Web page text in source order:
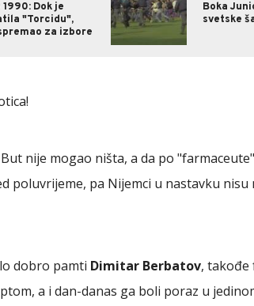
1990: Dok je
"Torcidu",
za izbore
Boka
svetske
nije mogao ništa, a da po
poluvrijeme, pa Nijemci u nastavku
dobro pamti Dimitar Berbatov, takođe
a i dan-danas ga boli poraz u